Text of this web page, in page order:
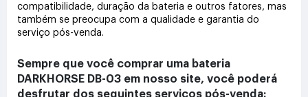
compatibilidade, duração da bateria e outros fatores, mas
também se preocupa com a qualidade e garantia do
serviço pós-venda.
Sempre que você comprar uma bateria
DARKHORSE DB-03 em nosso site, você poderá
desfrutar dos seguintes serviços pós-venda: